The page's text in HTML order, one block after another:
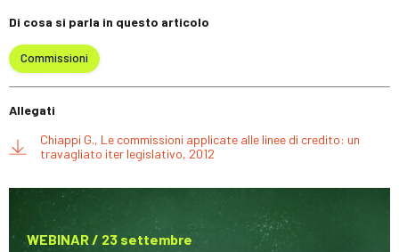
Di cosa si parla in questo articolo
Commissioni
Allegati
Chiappi G., Le commissioni applicate alle linee di credito: un
travagliato iter legislativo, 2012
WEBINAR / 23 settembre